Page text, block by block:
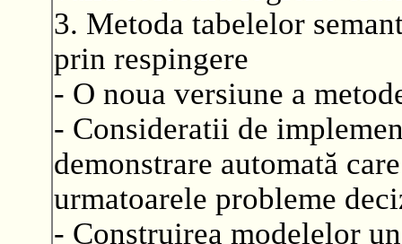
3. Metoda tabelelor
prin respingere
- O noua versiune a
- Consideratii de
demonstrare automată
urmatoarele probleme
- Construirea modelelor